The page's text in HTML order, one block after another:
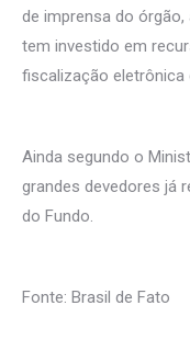
de imprensa do
tem investido em
fiscalização eletrônica
Ainda segundo o
grandes devedores já
do Fundo.
Fonte: Brasil de Fato